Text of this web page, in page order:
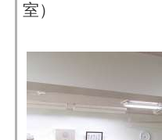
室）